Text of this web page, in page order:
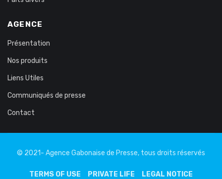
AGENCE
Présentation
Nos produits
Liens Utiles
Communiqués de presse
Contact
© 2021- Agence Gabonaise de Presse, tous droits réservés
TERMS OF USE PRIVATE LIFE LEGAL NOTICE